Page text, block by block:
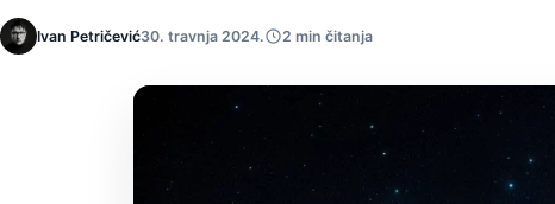
Ivan Petričević30. travnja 2024. 2 min čitanja